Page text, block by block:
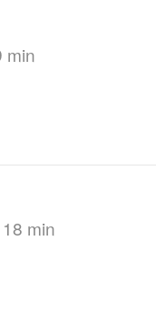
min
min